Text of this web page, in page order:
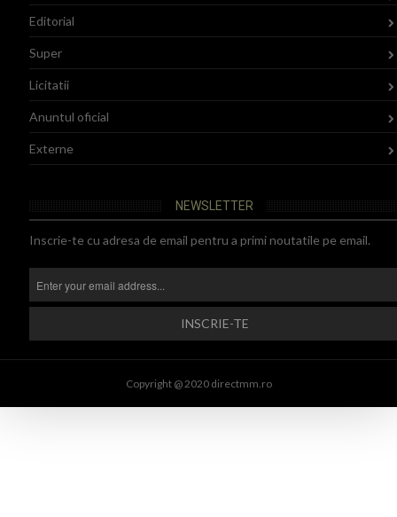
Editorial
Super
Licitatii
Anuntul oficial
Externe
NEWSLETTER
Inscrie-te cu adresa de email pentru a primi noutatile pe email.
Copyright @ 2020 directmm.ro